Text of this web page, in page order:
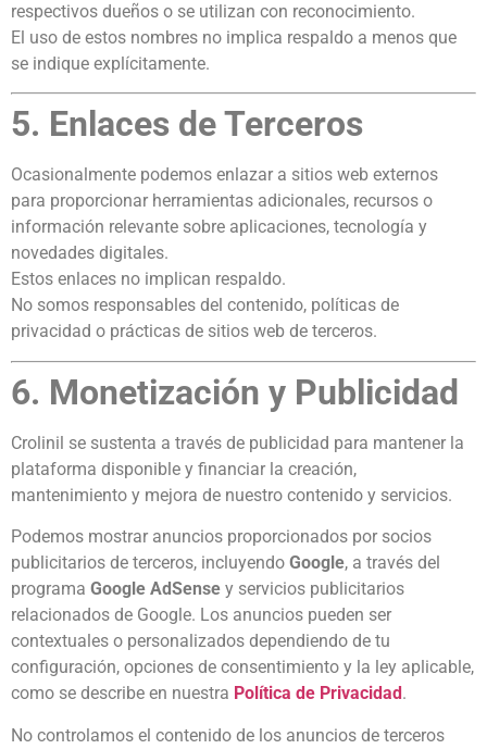
respectivos dueños o se utilizan con reconocimiento.
El uso de estos nombres no implica respaldo a menos que
se indique explícitamente.
5. Enlaces de Terceros
Ocasionalmente podemos enlazar a sitios web externos
para proporcionar herramientas adicionales, recursos o
información relevante sobre aplicaciones, tecnología y
novedades digitales.
Estos enlaces no implican respaldo.
No somos responsables del contenido, políticas de
privacidad o prácticas de sitios web de terceros.
6. Monetización y Publicidad
Crolinil se sustenta a través de publicidad para mantener la
plataforma disponible y financiar la creación,
mantenimiento y mejora de nuestro contenido y servicios.
Podemos mostrar anuncios proporcionados por socios
publicitarios de terceros, incluyendo Google, a través del
programa Google AdSense y servicios publicitarios
relacionados de Google. Los anuncios pueden ser
contextuales o personalizados dependiendo de tu
configuración, opciones de consentimiento y la ley aplicable,
como se describe en nuestra Política de Privacidad .
No controlamos el contenido de los anuncios de terceros